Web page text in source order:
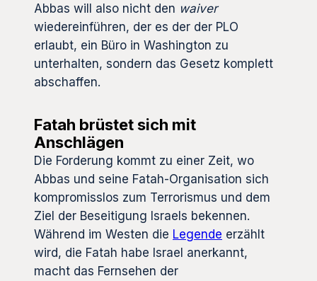
Abbas will also nicht den waiver
wiedereinführen, der es der der PLO
erlaubt, ein Büro in Washington zu
unterhalten, sondern das Gesetz komplett
abschaffen.
Fatah brüstet sich mit
Anschlägen
Die Forderung kommt zu einer Zeit, wo
Abbas und seine Fatah-Organisation sich
kompromisslos zum Terrorismus und dem
Ziel der Beseitigung Israels bekennen.
Während im Westen die Legende erzählt
wird, die Fatah habe Israel anerkannt,
macht das Fernsehen der